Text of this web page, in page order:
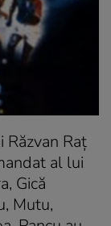
Raţ
al lui
Gică
Mutu,